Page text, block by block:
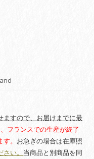
ますので、お届けまでに最
フランスでの生産が終了
。 お急ぎの場合は在庫照
さい。 当商品と別商品を同